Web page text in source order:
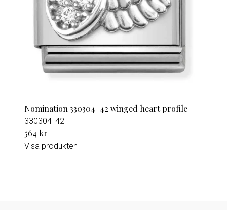
Nomination 330304_42 winged heart profile
330304_42
564 kr
Visa produkten